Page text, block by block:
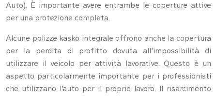
Auto). È importante avere entrambe le coperture attive
per una protezione completa.
Alcune polizze kasko integrale offrono anche la copertura
per la perdita di profitto dovuta all’impossibilità di
utilizzare il veicolo per attività lavorative. Questo è un
aspetto particolarmente importante per i professionisti
che utilizzano l’auto per il proprio lavoro. Il risarcimento